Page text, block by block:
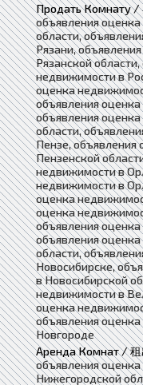
Продать Комнату /
объявления
области,
Рязани,
Рязанской
недвижимости в
оценка
объявления
объявления
области,
Пензе, объявления
Пензенской
недвижимости в
недвижимости в
оценка
оценка
объявления
объявления
области,
Новосибирске,
в Новосибирской
недвижимости в
оценка
объявления
Новгороде
Аренда Комнат /
объявления
Нижегородской